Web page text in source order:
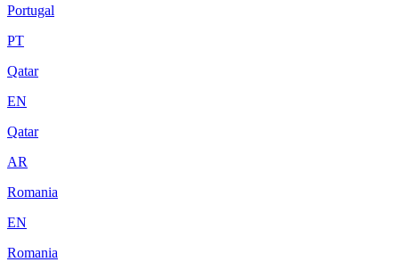
Portugal
PT
Qatar
EN
Qatar
AR
Romania
EN
Romania